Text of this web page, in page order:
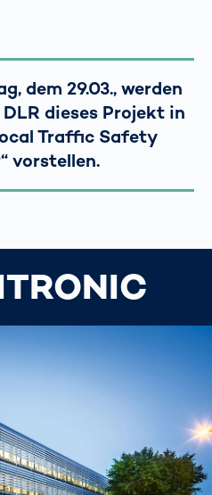
dem 29.03., werden
dieses Projekt in
Traffic Safety
vorstellen.